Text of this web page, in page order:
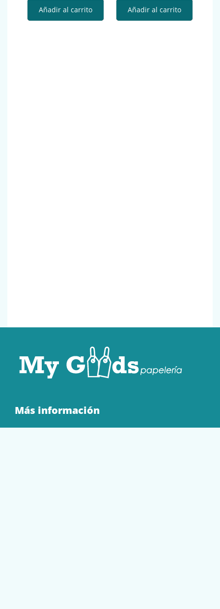
Añadir al carrito Añadir al carrito
Más información